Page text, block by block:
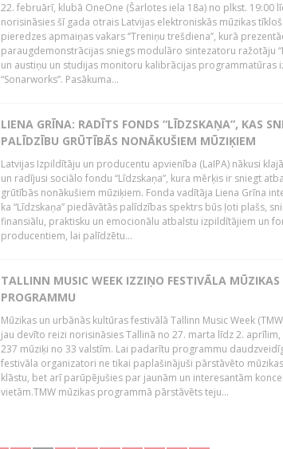
22. februārī, klubā OneOne (Šarlotes iela 18a) no plkst. 19:00
norisināsies šī gada otrais Latvijas elektroniskās mūzikas
pieredzes apmaiņas vakars ‘’Treniņu trešdiena’’, kurā
paraugdemonstrācijas sniegs modulāro sintezatoru ražotāju
un austiņu un studijas monitoru kalibrācijas programmatūras
“Sonarworks”. Pasākuma...
LIENA GRĪNA: RADĪTS FONDS “LĪDZSKAŅA”, KAS
PALĪDZĪBU GRŪTĪBĀS NONĀKUŠIEM MŪZIĶIEM
Latvijas Izpildītāju un producentu apvienība (LaIPA) nākusi
un radījusi sociālo fondu “Līdzskaņa”, kura mērķis ir sniegt
grūtībās nonākušiem mūziķiem. Fonda vadītāja Liena Grīna
ka “Līdzskaņa” piedāvātās palīdzības spektrs būs ļoti plašs,
finansiālu, praktisku un emocionālu atbalstu izpildītājiem un
producentiem, lai palīdzētu...
TALLINN MUSIC WEEK IZZIŅO FESTIVĀLA MŪZIKAS
PROGRAMMU
Mūzikas un urbānās kultūras festivālā Tallinn Music Week
jau devīto reizi norisināsies Tallinā no 27. marta līdz 2. aprīlim,
237 mūziķi no 33 valstīm. Lai padarītu programmu
festivāla organizatori ne tikai paplašinājuši pārstāvēto
klāstu, bet arī parūpējušies par jaunām un interesantām
vietām.TMW mūzikas programmā pārstāvēts teju...